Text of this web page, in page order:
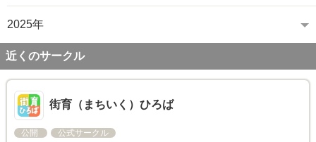
2025年
近くのサークル
街育（まちいく）ひろば
公開 公式サークル